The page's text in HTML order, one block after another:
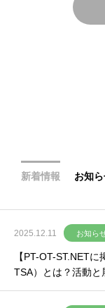
新着情報 お知
2025.12.11 お知ら
【PT-OT-ST.NET
TSA）とは？活動と